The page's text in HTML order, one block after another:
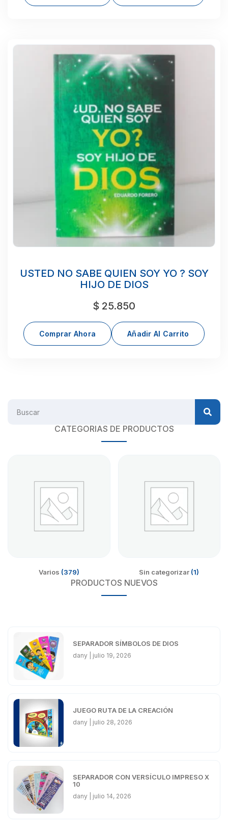
USTED NO SABE QUIEN SOY YO ? SOY
HIJO DE DIOS
$ 25.850
Comprar Ahora Añadir Al Carrito
CATEGORIAS DE PRODUCTOS
Varios (379) Sin categorizar (1)
PRODUCTOS NUEVOS
SEPARADOR SÍMBOLOS DE DIOS
dany julio 19, 2026
JUEGO RUTA DE LA CREACIÓN
dany julio 28, 2026
SEPARADOR CON VERSÍCULO IMPRESO X
10
dany julio 14, 2026